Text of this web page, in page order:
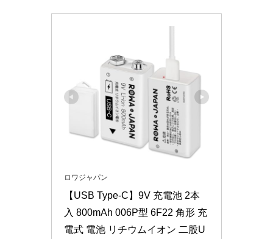
ロワジャパン
【USB Type-C】9V 充電池 2本
入 800mAh 006P型 6F22 角形 充
電式 電池 リチウムイオン 二股U